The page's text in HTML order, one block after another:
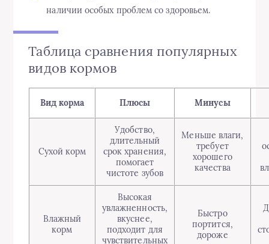
наличии особых проблем со здоровьем.
Таблица сравнения популярных
видов кормов
Вид корма Плюсы Минусы
Сухой корм
Удобство,
длительный
срок хранения,
помогает
чистоте зубов
Меньше влаги,
требует
хорошего
качества
Влажный
корм
Высокая
увлажненность,
вкуснее,
подходит для
чувствительных
Быстро
портится,
дороже